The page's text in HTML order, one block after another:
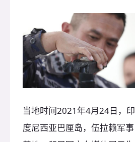
当地时间2021年4月24日，印
度尼西亚巴厘岛，伍拉赖军事